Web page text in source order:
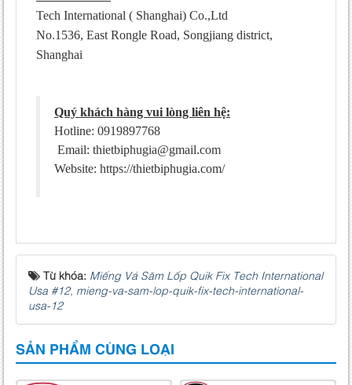
Tech International ( Shanghai) Co.,Ltd
No.1536, East Rongle Road, Songjiang district,
Shanghai
Quý khách hàng vui lòng liên hệ:
Hotline: 0919897768
Email: thietbiphugia@gmail.com
Website: https://thietbiphugia.com/
Từ khóa: Miếng Vá Săm Lốp Quik Fix Tech International
Usa #12, mieng-va-sam-lop-quik-fix-tech-international-
usa-12
SẢN PHẨM CÙNG LOẠI